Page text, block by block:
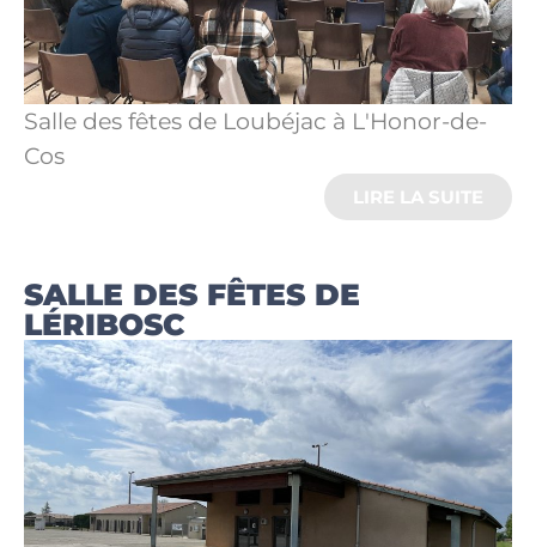
Salle des fêtes de Loubéjac à L'Honor-de-
Cos
LIRE LA SUITE
SALLE DES FÊTES DE
LÉRIBOSC